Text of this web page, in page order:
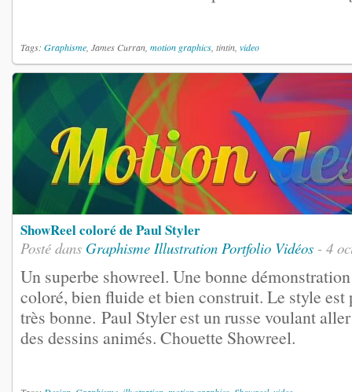
Tags: Graphisme , James Curran, motion graphics , tintin, video
ShowReel coloré de Paul Styler
Posté dans Graphisme Illustration Portfolio Vidéos - 4
Un superbe showreel. Une bonne
coloré, bien fluide et bien construit. Le style
très bonne. Paul Styler est un russe voulant
des dessins animés. Chouette Showreel.